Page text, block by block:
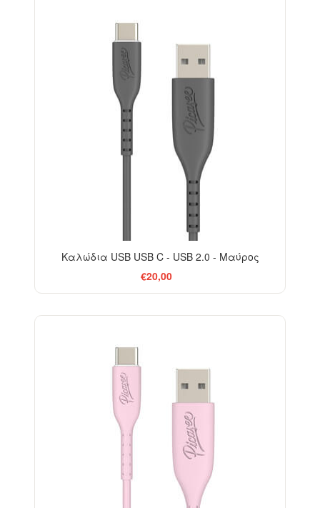
Καλώδια USB USB C - USB 2.0 - Μαύρος
€20,00